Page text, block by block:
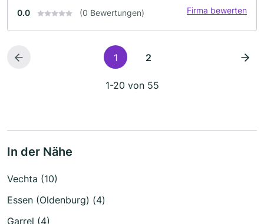
0.0 (0 Bewertungen) Firma bewerten
1 2
1-20 von 55
In der Nähe
Vechta (10)
Essen (Oldenburg) (4)
Garrel (4)